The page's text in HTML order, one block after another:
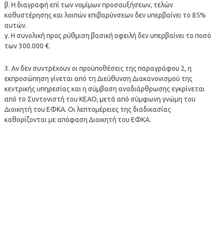
β. Η διαγραφή επί των νομίμων προσαυξήσεων, τελών
καθυστέρησης και λοιπών επιβαρύνσεων δεν υπερβαίνει το 85%
αυτών.
γ. Η συνολική προς ρύθμιση βασική οφειλή δεν υπερβαίνει το ποσό
των 300.000 €.
3. Αν δεν συντρέχουν οι προϋποθέσεις της παραγράφου 2, η
εκπροσώπηση γίνεται από τη Διεύθυνση Διακανονισμού της
κεντρικής υπηρεσίας και η σύμβαση αναδιάρθρωσης εγκρίνεται
από το Συντονιστή του ΚΕΑΟ, μετά από σύμφωνη γνώμη του
Διοικητή του ΕΦΚΑ. Οι λεπτομέρειες της διαδικασίας
καθορίζονται με απόφαση Διοικητή του ΕΦΚΑ.